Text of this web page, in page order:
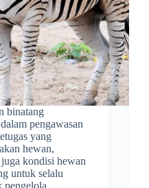
binatang
pengawasan
yang
hewan,
kondisi hewan
untuk selalu
pengelola…